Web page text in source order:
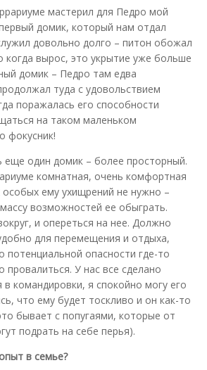
мастерил для Педро мой
домик, который нам отдал
довольно долго – питон обожал
когда вырос, это укрытие уже больше
домик – Педро там едва
туда с удовольствием
поражалась его способности
на таком маленьком
фокусник!
еще один домик – более просторный.
комнатная, очень комфортная
особых ему ухищрений не нужно –
возможностей ее обыграть.
и опереться на нее. Должно
для перемещения и отдыха,
потенциальной опасности где-то
провалиться. У нас все сделано
командировки, я спокойно могу его
что ему будет тоскливо и он как-то
бывает с попугаями, которые от
подрать на себе перья).
в семье?